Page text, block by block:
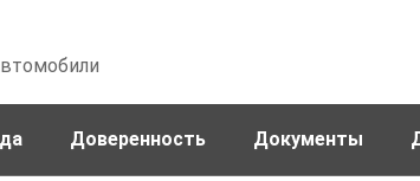
Доверенность Документы